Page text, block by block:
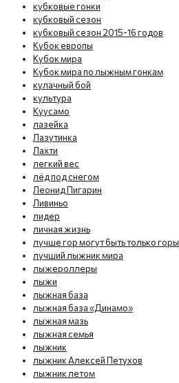
кубковые гонки
кубковый сезон
кубковый сезон 2015-16 годов
Кубок европы
Кубок мира
Кубок мира по лыжным гонкам
кулачный бой
культура
Куусамо
лазейка
Лазутинка
Лахти
легкий вес
лёд под снегом
Леонид Пигарин
Ливиньо
лидер
личная жизнь
лучше гор могут быть только горы
лучший лыжник мира
лыжероллеры
лыжи
лыжная база
лыжная база «Динамо»
лыжная мазь
лыжная семья
лыжник
лыжник Алексей Петухов
лыжник летом